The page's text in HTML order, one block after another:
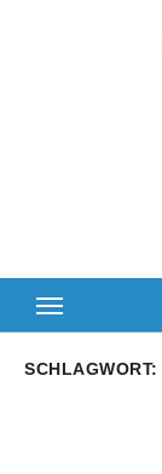
SCHLAGWORT: